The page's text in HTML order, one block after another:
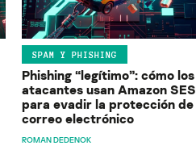
SPAM Y PHISHING
Phishing “legítimo”: cómo los
atacantes usan Amazon SES
para evadir la protección de
correo electrónico
ROMAN DEDENOK